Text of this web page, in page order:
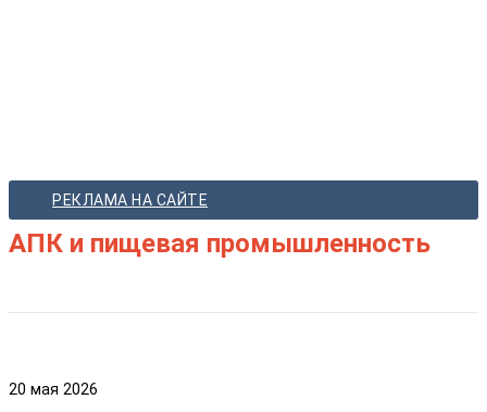
РЕКЛАМА НА САЙТЕ
АПК и пищевая промышленность
20 мая 2026